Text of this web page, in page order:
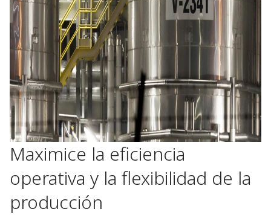
Maximice la eficiencia
operativa y la flexibilidad de la
producción